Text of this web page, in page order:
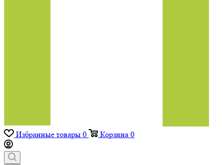
Избранные товары 0 Корзина 0